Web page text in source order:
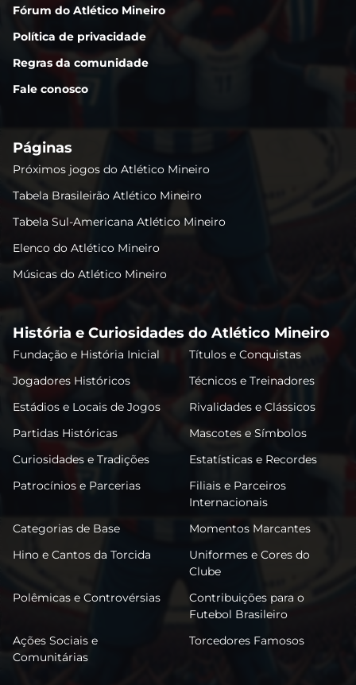
Fórum do Atlético Mineiro
Política de privacidade
Regras da comunidade
Fale conosco
Páginas
Próximos jogos do Atlético Mineiro
Tabela Brasileirão Atlético Mineiro
Tabela Sul-Americana Atlético Mineiro
Elenco do Atlético Mineiro
Músicas do Atlético Mineiro
História e Curiosidades do Atlético Mineiro
Fundação e História Inicial
Títulos e Conquistas
Jogadores Históricos
Técnicos e Treinadores
Estádios e Locais de Jogos
Rivalidades e Clássicos
Partidas Históricas
Mascotes e Símbolos
Curiosidades e Tradições
Estatísticas e Recordes
Patrocínios e Parcerias
Filiais e Parceiros
Internacionais
Categorias de Base
Momentos Marcantes
Hino e Cantos da Torcida
Uniformes e Cores do
Clube
Polêmicas e Controvérsias
Contribuições para o
Futebol Brasileiro
Ações Sociais e
Comunitárias
Torcedores Famosos